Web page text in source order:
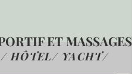
ET MASSAGES
HÔTEL/ YACHT/